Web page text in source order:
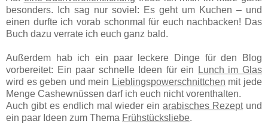
besonders. Ich sag nur soviel: Es geht um Kuchen – und
einen durfte ich vorab schonmal für euch nachbacken! Das
Buch dazu verrate ich euch ganz bald.
Außerdem hab ich ein paar leckere Dinge für den Blog
vorbereitet: Ein paar schnelle Ideen für ein
Lunch im Glas
wird es geben und mein Lieblingspowerschnittchen mit jede
Menge Cashewnüssen darf ich euch nicht vorenthalten.
Auch gibt es endlich mal wieder einarabisches Rezeptund
ein paar Ideen zum Thema Frühstücksliebe.